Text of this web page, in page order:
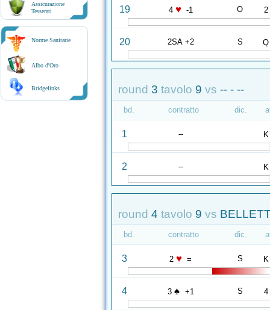
Assicurazione
Tesserati
Norme Sanitarie
Albo d'Oro
Bridgelinks
19 4 ♥ -1 O 2
20 2SA +2 S Q
round 3 tavolo 9 vs -- - --
bd. contratto dic.
1 -- K
2 -- K
round 4 tavolo 9 vs
bd. contratto dic.
3 2 ♥ = S K
4 3 ♠ +1 S 4